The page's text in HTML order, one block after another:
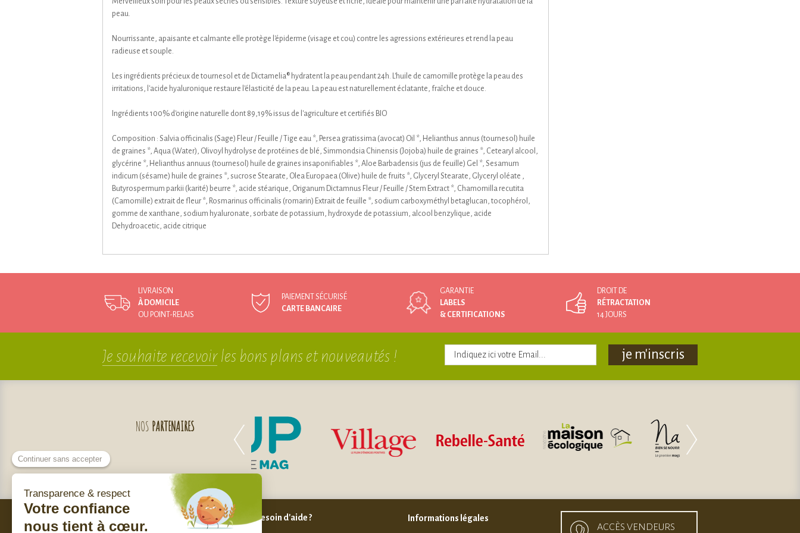
peau.
Nourrissante, apaisante et calmante elle protège l'épiderme (visage et cou) contre les agressions extérieures et rend la peau
radieuse et souple.
Les ingrédients précieux de tournesol et de Dictamelia® hydratent la peau pendant 24h. L'huile de camomille protège la peau des
irritations, l'acide hyaluronique restaure l'élasticité de la peau. La peau est naturellement éclatante, fraîche et douce.
Ingrédients 100% d'origine naturelle dont 89,19% issus de l'agriculture et certifiés BIO
Composition : Salvia officinalis (Sage) Fleur / Feuille / Tige eau *, Persea gratissima (avocat) Oil *, Helianthus annus (tournesol) huile
de graines *, Aqua (Water), Olivoyl hydrolyse de protéines de blé, Simmondsia Chinensis (Jojoba) huile de graines *, Cetearyl alcool,
glycérine *, Helianthus annuus (tournesol) huile de graines insaponifiables *, Aloe Barbadensis (jus de feuille) Gel *, Sesamum
indicum (sésame) huile de graines *, sucrose Stearate, Olea Europaea (Olive) huile de fruits *, Glyceryl Stearate, Glyceryl oléate ,
Butyrospermum parkii (karité) beurre *, acide stéarique, Origanum Dictamnus Fleur / Feuille / Stem Extract *, Chamomilla recutita
(Camomille) extrait de fleur *, Rosmarinus officinalis (romarin) Extrait de feuille *, sodium carboxyméthyl betaglucan, tocophérol,
gomme de xanthane, sodium hyaluronate, sorbate de potassium, hydroxyde de potassium, alcool benzylique, acide
Dehydroacetic, acide citrique
LIVRAISON
À DOMICILE
OU POINT-RELAIS
PAIEMENT SÉCURISÉ
CARTE BANCAIRE
GARANTIE
LABELS
& CERTIFICATIONS
DROIT DE
RÉTRACTATION
14 JOURS
Je souhaite recevoirles bons plans et nouveautés ! je m'inscris
NOS PARTENAIRES
Besoin d'aide ? Informations légales
ACCÈS VENDEURS